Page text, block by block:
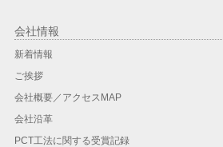
会社情報
新着情報
ご挨拶
会社概要／アクセスMAP
会社沿革
PCT工法に関する受賞記録